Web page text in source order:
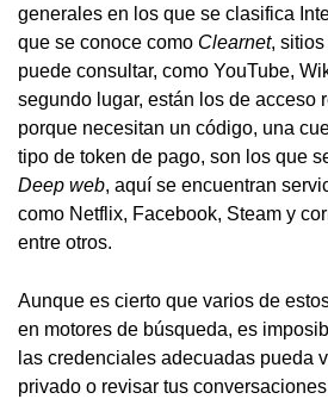
generales en los que se clasifica
que se conoce como Clearnet,
puede consultar, como YouTube,
segundo lugar, están los de acceso
porque necesitan un código, una
tipo de token de pago, son los que
Deep web, aquí se encuentran
como Netflix, Facebook, Steam y
entre otros.
Aunque es cierto que varios de
en motores de búsqueda, es
las credenciales adecuadas pueda
privado o revisar tus